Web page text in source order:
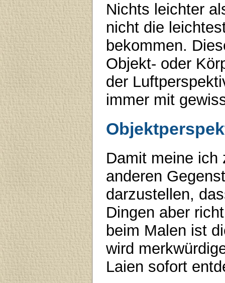
Nichts leichter
nicht die
bekommen.
Objekt- oder
der
immer mit
Damit meine ich
anderen
darzustellen,
Dingen aber
beim Malen ist
wird
Laien sofort